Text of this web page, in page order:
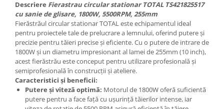
Descriere Fierastrau circular stationar TOTAL TS421825517
cu sanie de glisare, 1800W, 5500RPM, 255mm
Fierăstrăul circular stationar TOTAL este echipamentul ideal
pentru proiectele tale de prelucrare a lemnului, oferind putere și
precizie pentru tăieri precise și eficiente. Cu o putere de intrare de
1800W și un diametru impresionant al lamei de 255mm (10 inch),
acest fierăstrău este conceput pentru utilizare profesională și
semiprofesională în construcții și ateliere.
Caracteristici și beneficii:
Putere și viteză optimă: Motorul de 1800W oferă suficientă
putere pentru a face față cu ușurință tăierilor intense, iar